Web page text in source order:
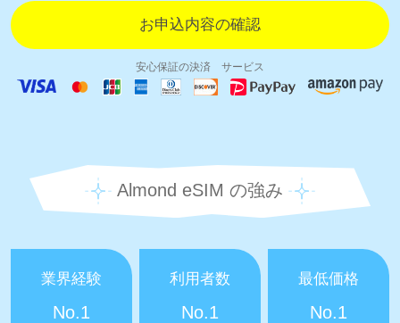
安心保証の決済 サービス
Almond eSIM の強み
業界経験
No.1
利用者数
No.1
最低価格
No.1